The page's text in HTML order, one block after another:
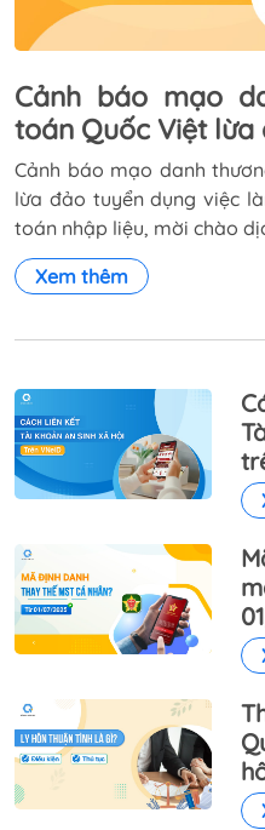
Cảnh báo mạo
toán Quốc Việt lừa
Cảnh báo mạo danh
lừa đảo tuyển dụng việc
toán nhập liệu, mời chào
Xem thêm